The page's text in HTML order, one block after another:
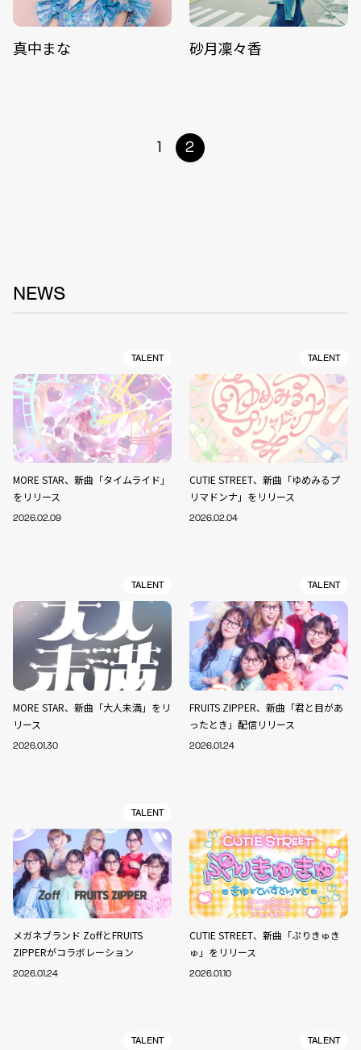
真中まな 砂月凜々香
1 2
NEWS
TALENT
MORE STAR、新曲「タイムライド」
をリリース
2026.02.09
TALENT
CUTIE STREET、新曲「ゆめみるプ
リマドンナ」をリリース
2026.02.04
TALENT
MORE STAR、新曲「大人未満」をリ
リース
2026.01.30
TALENT
FRUITS ZIPPER、新曲「君と目があ
ったとき」配信リリース
2026.01.24
TALENT
メガネブランド ZoffとFRUITS
ZIPPERがコラボレーション
2026.01.24
CUTIE STREET、新曲「ぷりきゅき
ゅ」をリリース
2026.01.10
TALENT TALENT